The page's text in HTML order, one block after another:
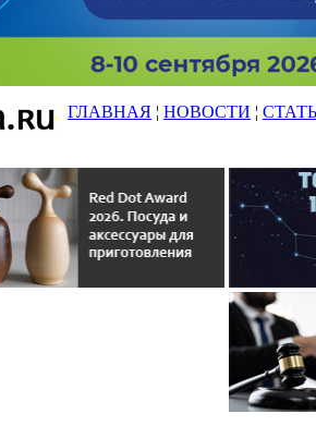
ГЛАВНАЯ ¦ НОВОСТИ ¦